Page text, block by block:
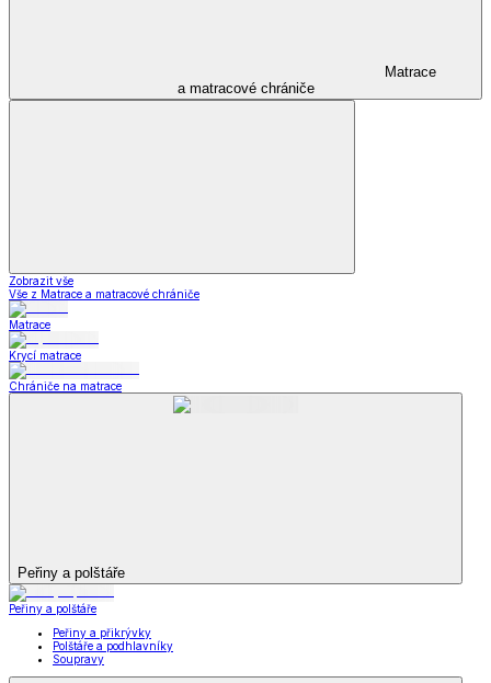
Matrace
a matracové chrániče
Zobrazit vše
Vše z Matrace a matracové chrániče
Matrace
Krycí matrace
Chrániče na matrace
Peřiny a polštáře
Peřiny a polštáře
Peřiny a přikrývky
Polštáře a podhlavníky
Soupravy